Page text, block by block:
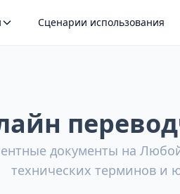
Сценарии использования
документы на
технических терминов и